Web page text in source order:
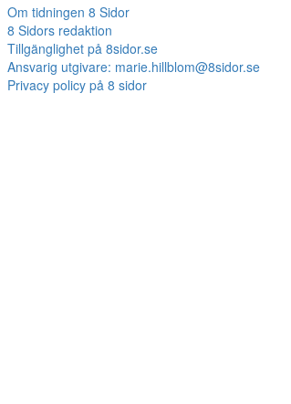
Om tidningen 8 Sidor
8 Sidors redaktion
Tillgänglighet på 8sidor.se
Ansvarig utgivare: marie.hillblom@8sidor.se
Privacy policy på 8 sidor